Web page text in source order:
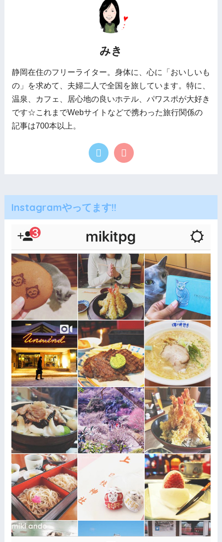
みき
静岡在住のフリーライター。身体に、心に「おいしいも
の」を求めて、夫婦二人で全国を旅しています。特に、
温泉、カフェ、居心地の良いホテル、パワスポが大好き
です☆これまでWebサイトなどで携わった旅行関係の
記事は700本以上。
Instagramやってます!!